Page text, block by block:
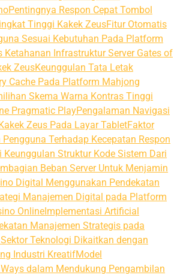
Pentingnya Respon Cepat Tombol
Tinggi Kakek ZeusFitur Otomatis
Sesuai Kebutuhan Pada Platform
Ketahanan Infrastruktur Server Gates of
ZeusKeunggulan Tata Letak
Cache Pada Platform Mahjong
Skema Warna Kontras Tinggi
Pragmatic PlayPengalaman Navigasi
Zeus Pada Layar TabletFaktor
Terhadap Kecepatan Respon
Keunggulan Struktur Kode Sistem Dari
Beban Server Untuk Menjamin
Digital Menggunakan Pendekatan
Manajemen Digital pada Platform
OnlineImplementasi Artificial
Manajemen Strategis pada
Teknologi Dikaitkan dengan
Industri KreatifModel
dalam Mendukung Pengambilan